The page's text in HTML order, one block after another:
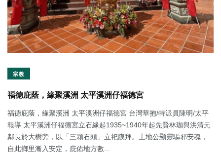
宗教
福德庇蔭，緣聚溪洲 太平溪洲仔福德宮
福德庇蔭，緣聚溪洲 太平溪洲仔福德宮 台灣華抱/特派員陳明/太平
報導 太平溪洲仔福德宮立石緣起1935~1940年起先賢林珈與洪清元
鄰長於大樹旁，以「三顆石頭」立祀膜拜。土地公顯靈驅邪安魂，
自此鄉里漸入安定，庇佑地方數...